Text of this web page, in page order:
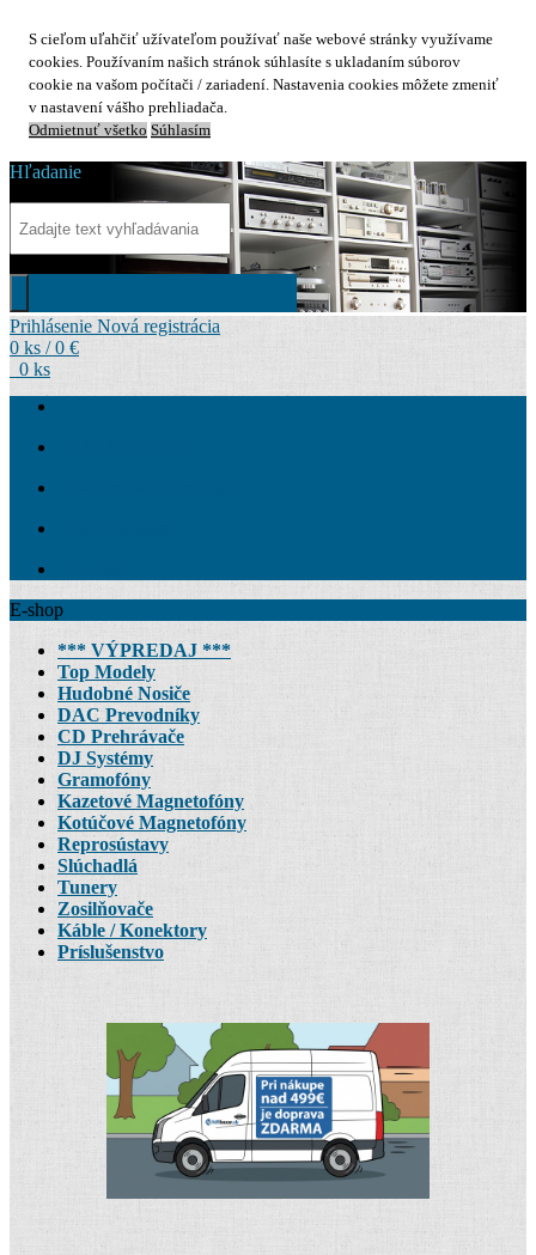
S cieľom uľahčiť užívateľom používať naše webové stránky využívame
cookies. Používaním našich stránok súhlasíte s ukladaním súborov
cookie na vašom počítači / zariadení. Nastavenia cookies môžete zmeniť
v nastavení vášho prehliadača.
Odmietnuť všetko Súhlasím
Hľadanie
Prihlásenie Nová registrácia
0 ks / 0 €
0 ks
E-shop
*** VÝPREDAJ ***
Top Modely
Hudobné Nosiče
DAC Prevodníky
CD Prehrávače
DJ Systémy
Gramofóny
Kazetové Magnetofóny
Kotúčové Magnetofóny
Reprosústavy
Slúchadlá
Tunery
Zosilňovače
Káble / Konektory
Príslušenstvo